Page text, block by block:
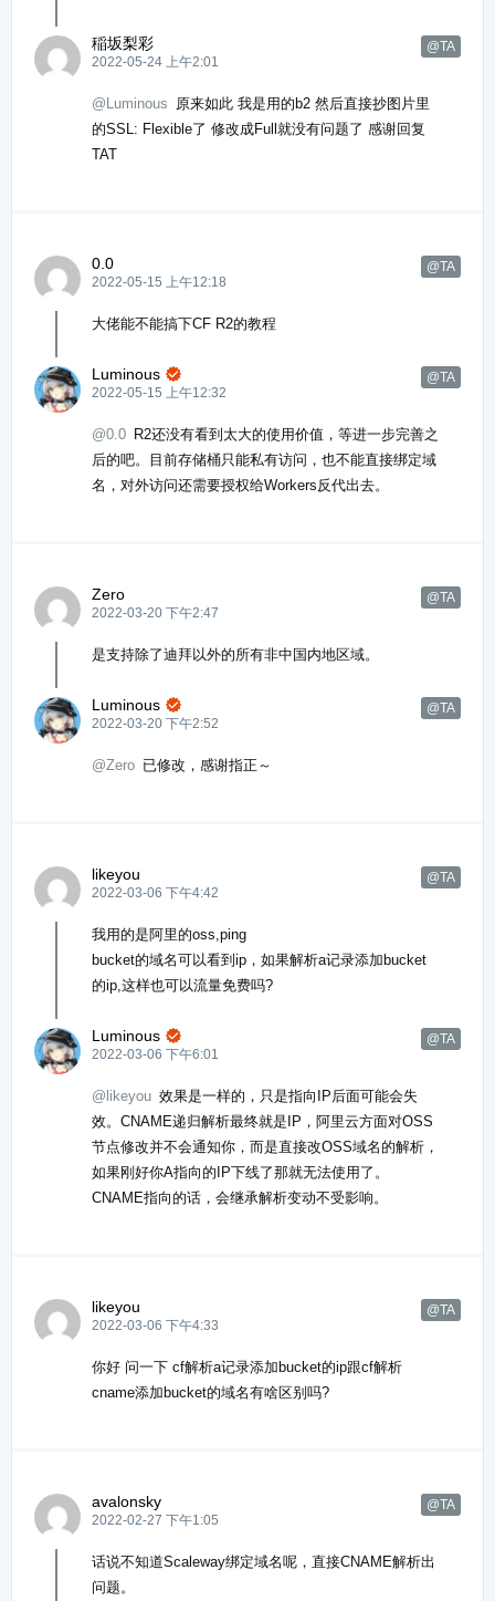
稲坂梨彩
@TA
2022-05-24 上午2:01
@Luminous
原来如此 我是用的b2 然后直接抄图片里
的SSL: Flexible了 修改成Full就没有问题了 感谢回复
TAT
0.0
@TA
2022-05-15 上午12:18
大佬能不能搞下CF R2的教程
Luminous @TA

2022-05-15 上午12:32
@0.0 R2还没有看到太大的使用价值，等进一步完善之
后的吧。目前存储桶只能私有访问，也不能直接绑定域
名，对外访问还需要授权给Workers反代出去。
Zero
@TA
2022-03-20 下午2:47
是支持除了迪拜以外的所有非中国内地区域。
Luminous @TA

2022-03-20 下午2:52
@Zero 已修改，感谢指正～
likeyou
@TA
2022-03-06 下午4:42
我用的是阿里的oss,ping
bucket的域名可以看到ip，如果解析a记录添加bucket
的ip,这样也可以流量免费吗?
Luminous @TA

2022-03-06 下午6:01
@likeyou 效果是一样的，只是指向IP后面可能会失
效。CNAME递归解析最终就是IP，阿里云方面对OSS
节点修改并不会通知你，而是直接改OSS域名的解析，
如果刚好你A指向的IP下线了那就无法使用了。
CNAME指向的话，会继承解析变动不受影响。
likeyou
@TA
2022-03-06 下午4:33
你好 问一下 cf解析a记录添加bucket的ip跟cf解析
cname添加bucket的域名有啥区别吗?
avalonsky
@TA
2022-02-27 下午1:05
话说不知道Scaleway绑定域名呢，直接CNAME解析出
问题。